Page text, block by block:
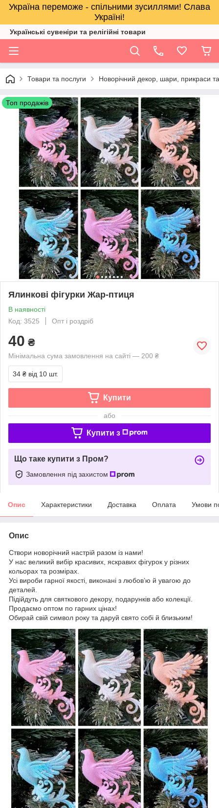
Україна переможе - спільними зусиллями! Слава
Україні!
Українські сувеніри та релігійнi товари
Товари та послуги Новорічний декор, шари, прикраси
Топ продажів
Ялинкові фігурки Жар-птиця
В наявності
Код: 3525
Опт і роздріб
40 ₴
Мінімальна сума замовлення на сайті — 200 ₴
34 ₴ від 10 шт.
Купити
або
Купити з
Що таке купити з Пром?
Замовлення під захистом
Опис Характеристики Доставка Оплата Умови
Опис
Створи новорічний настрій разом із нами!
У нас великий вибір красивих, яскравих фігурок у різних
кольорах та розмірах.
Усі вироби гарної якості, виконані з любов’ю й увагою до
деталей.
Підійдуть для святкового декору, подарунків або колекції.
Продаємо оптом по гарних цінах!
Обирай свій символ року та даруй свято собі й близьким!